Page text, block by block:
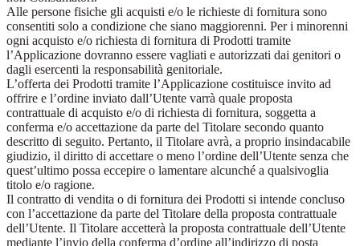
Alle persone fisiche gli acquisti e/o le richieste di fornitura sono
consentiti solo a condizione che siano maggiorenni. Per i minorenni
ogni acquisto e/o richiesta di fornitura di Prodotti tramite
l’Applicazione dovranno essere vagliati e autorizzati dai genitori o
dagli esercenti la responsabilità genitoriale.
L’offerta dei Prodotti tramite l’Applicazione costituisce invito ad
offrire e l’ordine inviato dall’Utente varrà quale proposta
contrattuale di acquisto e/o di richiesta di fornitura, soggetta a
conferma e/o accettazione da parte del Titolare secondo quanto
descritto di seguito. Pertanto, il Titolare avrà, a proprio insindacabile
giudizio, il diritto di accettare o meno l’ordine dell’Utente senza che
quest’ultimo possa eccepire o lamentare alcunché a qualsivoglia
titolo e/o ragione.
Il contratto di vendita o di fornitura dei Prodotti si intende concluso
con l’accettazione da parte del Titolare della proposta contrattuale
dell’Utente. Il Titolare accetterà la proposta contrattuale dell’Utente
mediante l’invio della conferma d’ordine all’indirizzo di posta